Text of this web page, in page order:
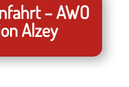
– AWO
Alzey